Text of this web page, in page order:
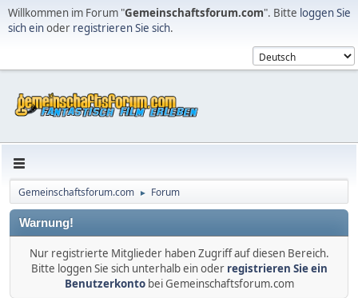
Willkommen im Forum "Gemeinschaftsforum.com". Bitte loggen Sie
sich einoder registrieren Sie sich.
Gemeinschaftsforum.com ► Forum
Warnung!
Nur registrierte Mitglieder haben Zugriff auf diesen Bereich.
Bitte loggen Sie sich unterhalb ein oder registrieren Sie ein
Benutzerkontobei Gemeinschaftsforum.com